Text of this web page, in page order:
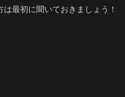
最初に聞いておきましょう！